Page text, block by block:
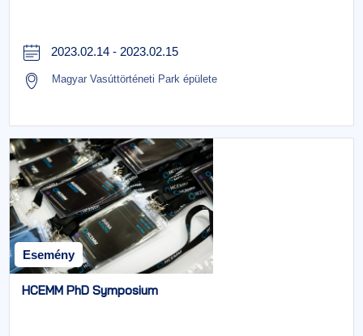
2023.02.14 - 2023.02.15
Magyar Vasúttörténeti Park épülete
Esemény
HCEMM PhD Symposium